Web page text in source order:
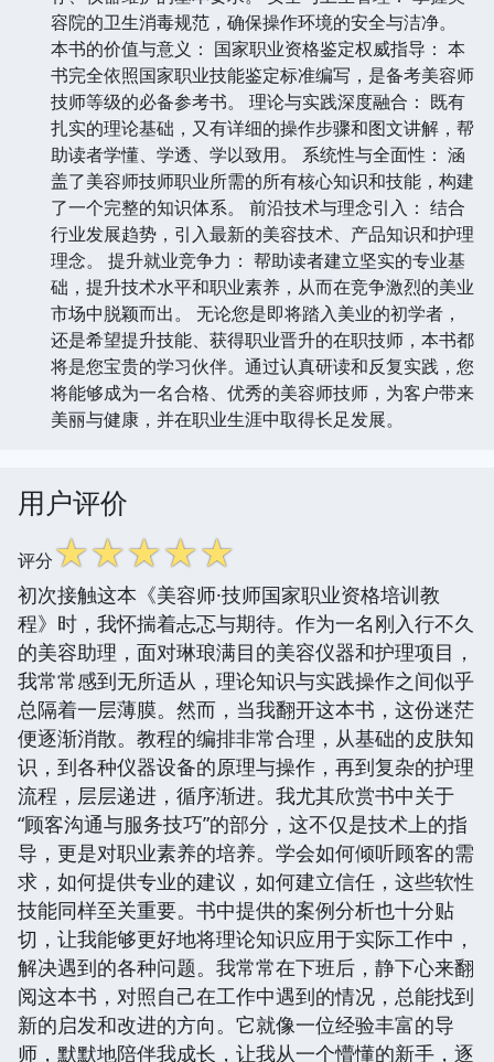
容院的卫生消毒规范，确保操作环境的安全与洁净。
本书的价值与意义： 国家职业资格鉴定权威指导： 本
书完全依照国家职业技能鉴定标准编写，是备考美容师
技师等级的必备参考书。 理论与实践深度融合： 既有
扎实的理论基础，又有详细的操作步骤和图文讲解，帮
助读者学懂、学透、学以致用。 系统性与全面性： 涵
盖了美容师技师职业所需的所有核心知识和技能，构建
了一个完整的知识体系。 前沿技术与理念引入： 结合
行业发展趋势，引入最新的美容技术、产品知识和护理
理念。 提升就业竞争力： 帮助读者建立坚实的专业基
础，提升技术水平和职业素养，从而在竞争激烈的美业
市场中脱颖而出。 无论您是即将踏入美业的初学者，
还是希望提升技能、获得职业晋升的在职技师，本书都
将是您宝贵的学习伙伴。通过认真研读和反复实践，您
将能够成为一名合格、优秀的美容师技师，为客户带来
美丽与健康，并在职业生涯中取得长足发展。
用户评价
评分☆☆☆☆☆
初次接触这本《美容师·技师国家职业资格培训教
程》时，我怀揣着忐忑与期待。作为一名刚入行不久
的美容助理，面对琳琅满目的美容仪器和护理项目，
我常常感到无所适从，理论知识与实践操作之间似乎
总隔着一层薄膜。然而，当我翻开这本书，这份迷茫
便逐渐消散。教程的编排非常合理，从基础的皮肤知
识，到各种仪器设备的原理与操作，再到复杂的护理
流程，层层递进，循序渐进。我尤其欣赏书中关于
“顾客沟通与服务技巧”的部分，这不仅是技术上的指
导，更是对职业素养的培养。学会如何倾听顾客的需
求，如何提供专业的建议，如何建立信任，这些软性
技能同样至关重要。书中提供的案例分析也十分贴
切，让我能够更好地将理论知识应用于实际工作中，
解决遇到的各种问题。我常常在下班后，静下心来翻
阅这本书，对照自己在工作中遇到的情况，总能找到
新的启发和改进的方向。它就像一位经验丰富的导
师，默默地陪伴我成长，让我从一个懵懂的新手，逐